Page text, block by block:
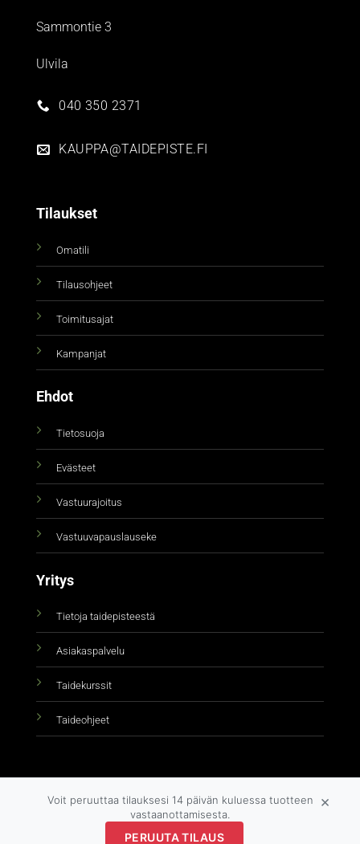
Sammontie 3
Ulvila
040 350 2371
KAUPPA@TAIDEPISTE.FI
Tilaukset
Omatili
Tilausohjeet
Toimitusajat
Kampanjat
Ehdot
Tietosuoja
Evästeet
Vastuurajoitus
Vastuuvapauslauseke
Yritys
Tietoja taidepisteestä
Asiakaspalvelu
Taidekurssit
Taideohjeet
Copyright 2026 ©taidepiste.fi
Voit peruuttaa tilauksesi 14 päivän kuluessa tuotteen
vastaanottamisesta.
PERUUTA TILAUS
×